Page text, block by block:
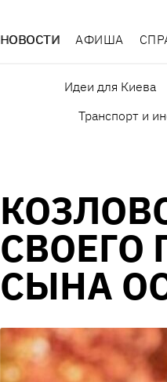
НОВОСТИ АФИША
Идеи для Киева
Транспорт и
СВОЕГО
СЫНА